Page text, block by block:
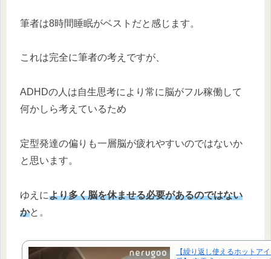
筆者は8時間睡眠がベストだと感じます。
これは完全に筆者の考えですが、
ADHDの人は自生思考により常に脳がフル稼働して
何かしら考えているため
定型発達の偏りも一層脳が疲れやすいのではないか
と思います。
ゆえにより多く脳を休ませる必要があるのではない
かと。
【繰り返し使えるホットア